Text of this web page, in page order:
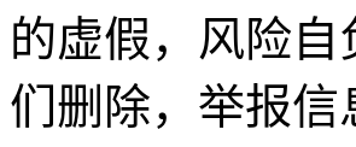
的虚假，风险
们删除，举报